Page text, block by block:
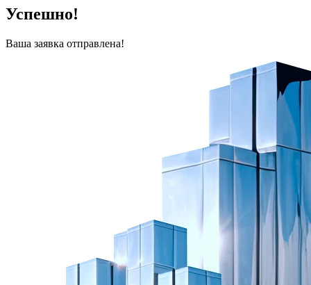
Успешно!
Ваша заявка отправлена!